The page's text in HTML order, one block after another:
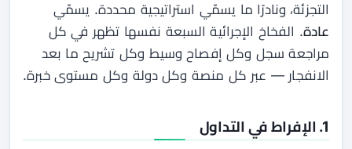
التجزئة، ونادرًا ما يسمّي استراتيجية محددة. يسمّي
عادة. الفخاخ الإجرائية السبعة نفسها تظهر في كل
مراجعة سجل وكل إفصاح وسيط وكل تشريح ما بعد
الانفجار — عبر كل منصة وكل دولة وكل مستوى خبرة.
1. الإفراط في التداول